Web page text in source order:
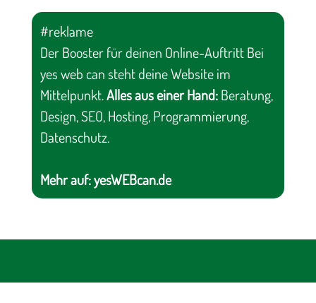
#reklame
Der Booster für deinen Online-Auftritt Bei
yes web can steht deine Website im
Mittelpunkt.Alles aus einer Hand:Beratung,
Design, SEO, Hosting, Programmierung,
Datenschutz.
Mehr auf:yesWEBcan.de